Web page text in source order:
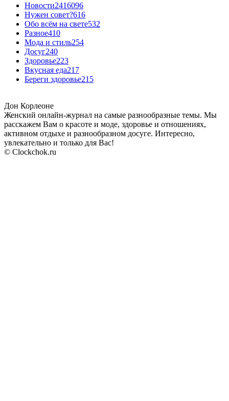
Новости2416096
Нужен совет?616
Обо всём на свете532
Разное410
Мода и стиль254
Досуг240
Здоровье223
Вкусная еда217
Береги здоровье215
Дон Корлеоне
Женский онлайн-журнал на самые разнообразные темы. Мы
расскажем Вам о красоте и моде, здоровье и отношениях,
активном отдыхе и разнообразном досуге. Интересно,
увлекательно и только для Вас!
© Clockchok.ru